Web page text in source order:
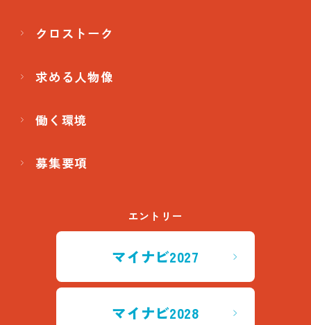
クロストーク
求める人物像
働く環境
募集要項
エントリー
マイナビ2027
マイナビ2028